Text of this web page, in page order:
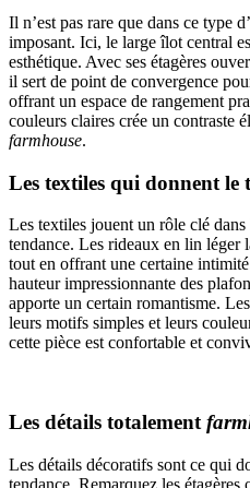
Il n’est pas rare que dans ce type
imposant. Ici, le large îlot central
esthétique. Avec ses étagères
il sert de point de convergence
offrant un espace de rangement
couleurs claires crée un contraste
farmhouse.
Les textiles qui donnent le
Les textiles jouent un rôle clé
tendance. Les rideaux en lin léger
tout en offrant une certaine
hauteur impressionnante des
apporte un certain romantisme.
leurs motifs simples et leurs
cette pièce est confortable et
Les détails totalement
Les détails décoratifs sont ce qui
tendance. Remarquez les étagères